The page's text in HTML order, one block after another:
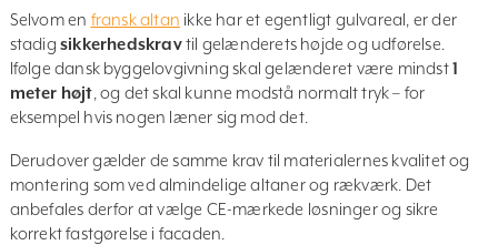
Selvom en fransk altan ikke har et egentligt gulvareal, er der
stadig sikkerhedskravtil gelænderets højde og udførelse.
Ifølge dansk byggelovgivning skal gelænderet være mindst1
meter højt , og det skal kunne modstå normalt tryk – for
eksempel hvis nogen læner sig mod det.
Derudover gælder de samme krav til materialernes kvalitet og
montering som ved almindelige altaner og rækværk. Det
anbefales derfor at vælge CE-mærkede løsninger og sikre
korrekt fastgørelse i facaden.